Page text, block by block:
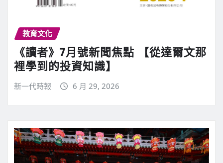
教育文化
《讀者》7月號新聞焦點 【從達爾文那
裡學到的投資知識】
新一代時報 6 月 29, 2026